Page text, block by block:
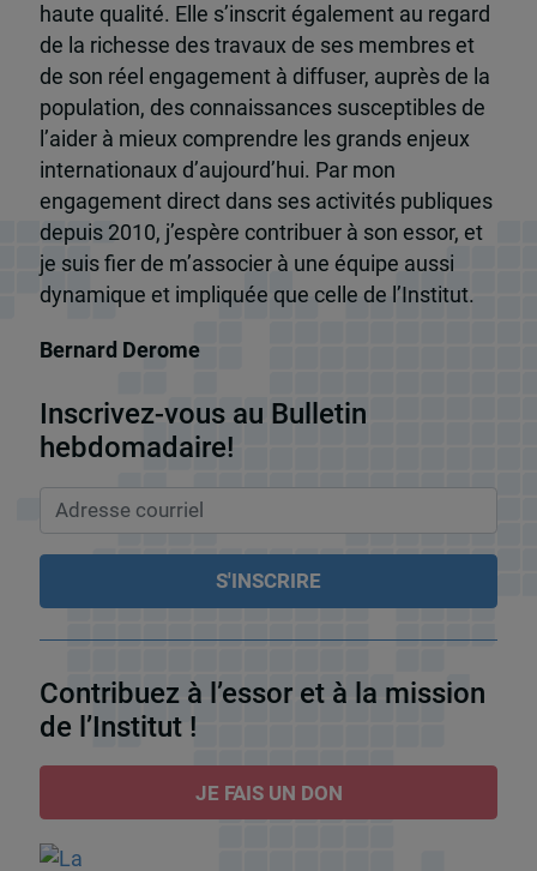
haute qualité. Elle s’inscrit également au regard
de la richesse des travaux de ses membres et
de son réel engagement à diffuser, auprès de la
population, des connaissances susceptibles de
l’aider à mieux comprendre les grands enjeux
internationaux d’aujourd’hui. Par mon
engagement direct dans ses activités publiques
depuis 2010, j’espère contribuer à son essor, et
je suis fier de m’associer à une équipe aussi
dynamique et impliquée que celle de l’Institut.
Bernard Derome
Inscrivez-vous au Bulletin
hebdomadaire!
Contribuez à l’essor et à la mission
de l’Institut !
JE FAIS UN DON